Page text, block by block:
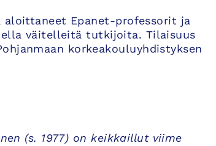
aloittaneet Epanet-professorit ja
väitelleitä tutkijoita. Tilaisuus
korkeakouluyhdistyksen
(s. 1977) on keikkaillut viime